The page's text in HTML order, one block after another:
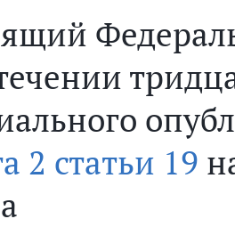
2 статьи 19